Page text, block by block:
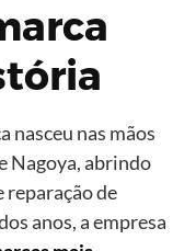
nasceu nas mãos
Nagoya, abrindo
reparação de
anos, a empresa